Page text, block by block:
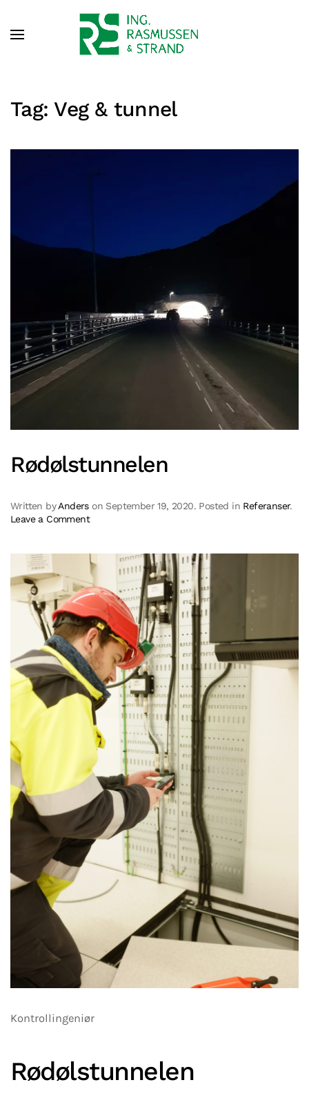
Tag:Veg & tunnel
Rødølstunnelen
Written byAnderson September 19, 2020. Posted in Referanser.
Leave a Comment
Kontrollingeniør
Rødølstunnelen